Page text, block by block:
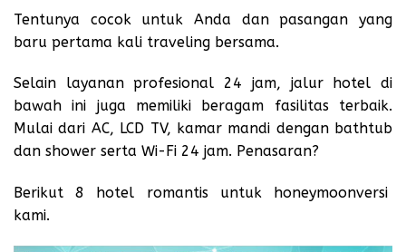
Tentunya cocok untuk Anda dan pasangan yang
baru pertama kali traveling bersama.
Selain layanan profesional 24 jam, jalur hotel di
bawah ini juga memiliki beragam fasilitas terbaik.
Mulai dari AC, LCD TV, kamar mandi dengan bathtub
dan shower serta Wi-Fi 24 jam. Penasaran?
Berikut 8 hotel romantis untuk honeymoonversi
kami.